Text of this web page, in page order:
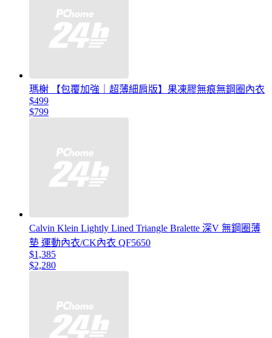
瑪榭 【包覆加強｜超薄細肩版】果凍膠無痕無鋼圈內衣
$499
$799
Calvin Klein Lightly Lined Triangle Bralette 深V 無鋼圈薄
墊 運動內衣/CK內衣 QF5650
$1,385
$2,280